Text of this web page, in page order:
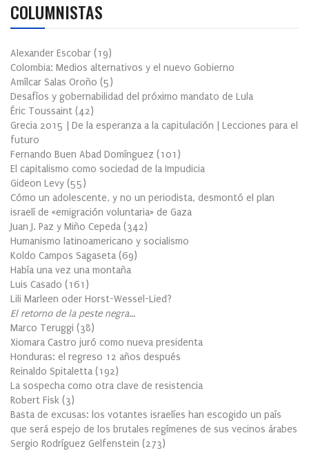
COLUMNISTAS
Alexander Escobar (19)
Colombia: Medios alternativos y el nuevo Gobierno
Amílcar Salas Oroño (5)
Desafíos y gobernabilidad del próximo mandato de Lula
Éric Toussaint (42)
Grecia 2015 | De la esperanza a la capitulación | Lecciones para el
futuro
Fernando Buen Abad Domínguez (101 )
El capitalismo como sociedad de la Impudicia
Gideon Levy (55)
Cómo un adolescente, y no un periodista, desmontó el plan
israelí de «emigración voluntaria» de Gaza
Juan J. Paz y Miño Cepeda (342)
Humanismo latinoamericano y socialismo
Koldo Campos Sagaseta (69)
Había una vez una montaña
Luis Casado (161 )
Lili Marleen oder Horst-Wessel-Lied?
El retorno de la peste negra…
Marco Teruggi (38)
Xiomara Castro juró como nueva presidenta
Honduras: el regreso 12 años después
Reinaldo Spitaletta (192)
La sospecha como otra clave de resistencia
Robert Fisk (3)
Basta de excusas: los votantes israelíes han escogido un país
que será espejo de los brutales regímenes de sus vecinos árabes
Sergio Rodríguez Gelfenstein (273)